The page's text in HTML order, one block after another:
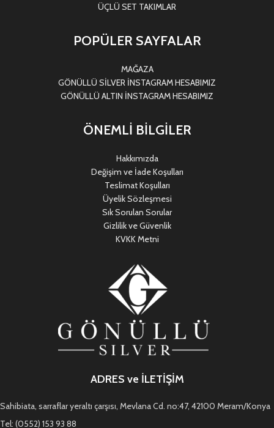
ÜÇLÜ SET TAKIMLAR
POPÜLER SAYFALAR
MAĞAZA
GÖNÜLLÜ SİLVER İNSTAGRAM HESABIMIZ
GÖNÜLLÜ ALTIN İNSTAGRAM HESABIMIZ
ÖNEMLİ BİLGİLER
Hakkımızda
Değişim ve İade Koşulları
Teslimat Koşulları
Üyelik Sözleşmesi
Sık Sorulan Sorular
Gizlilik ve Güvenlik
KVKK Metni
ADRES ve İLETİŞİM
Sahibiata, sarraflar yeraltı çarşısı, Mevlana Cd. no:47, 42100 Meram/Konya
Tel: (0552) 153 93 88